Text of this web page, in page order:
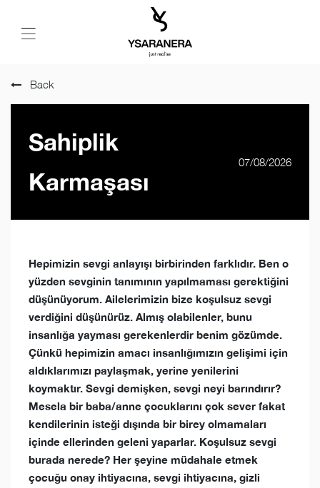
Back
Sahiplik
Karmaşası
07/08/2026
Hepimizin sevgi anlayışı birbirinden farklıdır. Ben o
yüzden sevginin tanımının yapılmaması gerektiğini
düşünüyorum. Ailelerimizin bize koşulsuz sevgi
verdiğini düşünürüz. Almış olabilenler, bunu
insanlığa yayması gerekenlerdir benim gözümde.
Çünkü hepimizin amacı insanlığımızın gelişimi için
aldıklarımızı paylaşmak, yerine yenilerini
koymaktır. Sevgi demişken, sevgi neyi barındırır?
Mesela bir baba/anne çocuklarını çok sever fakat
kendilerinin isteği dışında bir birey olmamaları
içinde ellerinden geleni yaparlar. Koşulsuz sevgi
burada nerede? Her şeyine müdahale etmek
çocuğu onay ihtiyacına, sevgi ihtiyacına, gizli